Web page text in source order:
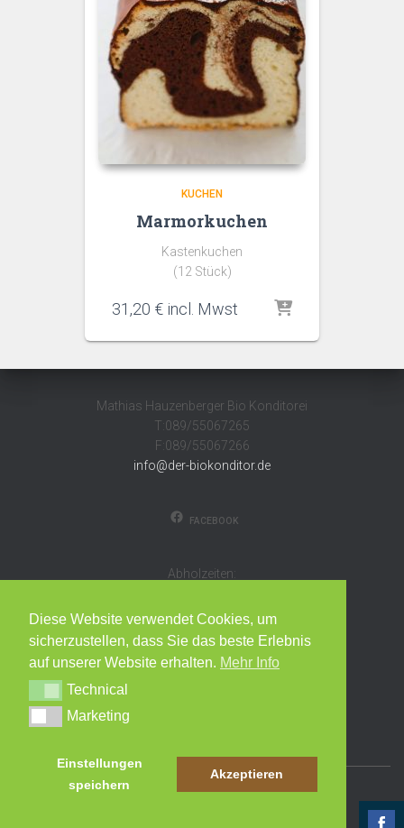
KUCHEN
Marmorkuchen
Kastenkuchen
(12 Stück)
31,20 € incl. Mwst
Mathias Hauzenberger Bio Konditorei
T:089/55067265
F:089/55067266
info@der-biokonditor.de
FACEBOOK
Abholzeiten:
oder nach Vereinbarung
EG-Kontrollnummer
Diese Website verwendet Cookies, um
sicherzustellen, dass Sie das beste Erlebnis
auf unserer Website erhalten. Mehr Info
TechnicalTechnical
MarketingMarketing
Einstellungen
speichern
Akzeptieren